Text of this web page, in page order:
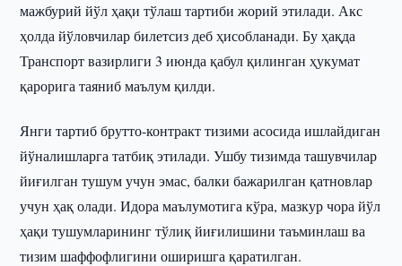
мажбурий йўл ҳақи тўлаш тартиби жорий этилади. Акс
ҳолда йўловчилар билетсиз деб ҳисобланади. Бу ҳақда
Транспорт вазирлиги 3 июнда қабул қилинган ҳукумат
қарорига таяниб маълум қилди.
Янги тартиб брутто-контракт тизими асосида ишлайдиган
йўналишларга татбиқ этилади. Ушбу тизимда ташувчилар
йиғилган тушум учун эмас, балки бажарилган қатновлар
учун ҳақ олади. Идора маълумотига кўра, мазкур чора йўл
ҳақи тушумларининг тўлиқ йиғилишини таъминлаш ва
тизим шаффофлигини оширишга қаратилган.